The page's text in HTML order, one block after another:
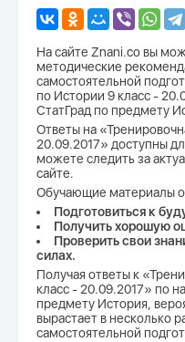
На сайте Znani.co вы
методические
самостоятельной
по Истории 9 класс -
СтатГрад по предмету
Ответы на
20.09.2017» доступны
можете следить за
сайте.
Обучающие материалы
Подготовиться к
Получить хорошую
Проверить свои
силах.
Получая ответы к
класс - 20.09.2017» по
предмету История,
вырастает в несколько
самостоятельной